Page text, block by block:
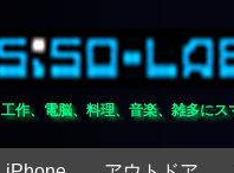
工作、電脳、料理、音楽、雑多にス